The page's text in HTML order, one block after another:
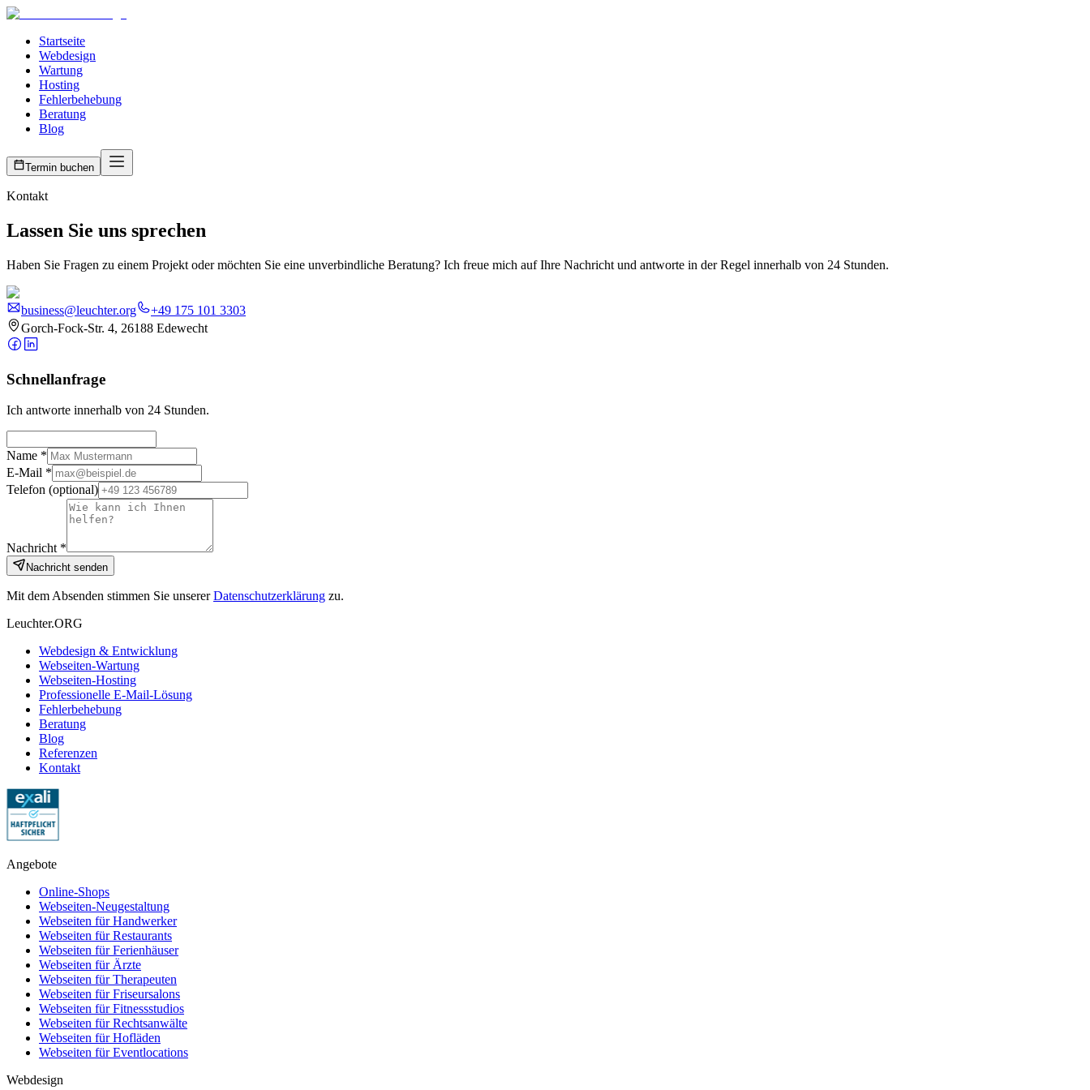
Startseite
Webdesign
Wartung
Hosting
Fehlerbehebung
Beratung
Blog
Termin buchen
Kontakt
Lassen Sie uns sprechen
Haben Sie Fragen zu einem Projekt oder möchten Sie eine unverbindliche Beratung? Ich freue mich auf Ihre Nachricht und antworte in der Regel innerhalb von 24 Stunden.
business@leuchter.org
+49 175 101 3303
Gorch-Fock-Str. 4, 26188 Edewecht
Schnellanfrage
Ich antworte innerhalb von 24 Stunden.
Name *
E-Mail *
Telefon (optional)
Nachricht *
Nachricht senden
Mit dem Absenden stimmen Sie unserer Datenschutzerklärung zu.
Leuchter.ORG
Webdesign & Entwicklung
Webseiten-Wartung
Webseiten-Hosting
Professionelle E-Mail-Lösung
Fehlerbehebung
Beratung
Blog
Referenzen
Kontakt
Angebote
Online-Shops
Webseiten-Neugestaltung
Webseiten für Handwerker
Webseiten für Restaurants
Webseiten für Ferienhäuser
Webseiten für Ärzte
Webseiten für Therapeuten
Webseiten für Friseursalons
Webseiten für Fitnessstudios
Webseiten für Rechtsanwälte
Webseiten für Hofläden
Webseiten für Eventlocations
Webdesign